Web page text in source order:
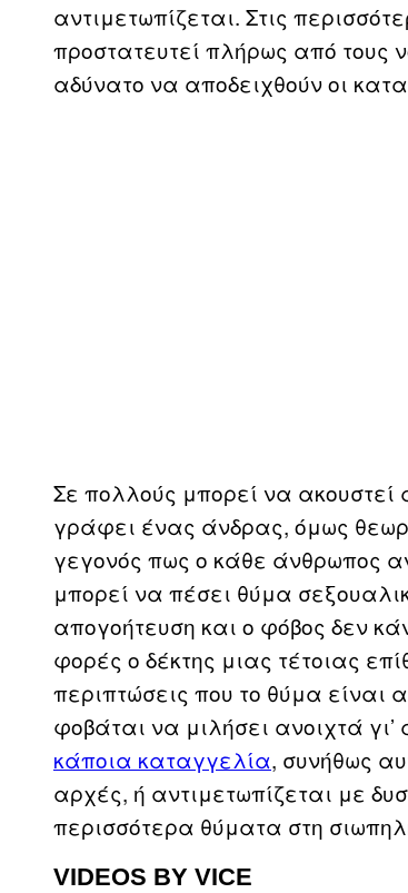
αντιμετωπίζεται. Στις
προστατευτεί πλήρως από τους
αδύνατο να αποδειχθούν οι
Σε πολλούς μπορεί να ακουστεί
γράφει ένας άνδρας, όμως
γεγονός πως ο κάθε άνθρωπος
μπορεί να πέσει θύμα
απογοήτευση και ο φόβος δεν
φορές ο δέκτης μιας τέτοιας
περιπτώσεις που το θύμα είναι
φοβάται να μιλήσει ανοιχτά
κάποια καταγγελία, συνήθως
αρχές, ή αντιμετωπίζεται με
περισσότερα θύματα στη
VIDEOS BY VICE